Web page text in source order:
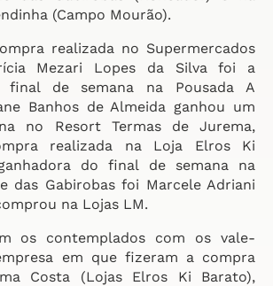
(Campo Mourão).
realizada no Supermercados
Mezari Lopes da Silva foi a
final de semana na Pousada A
Banhos de Almeida ganhou um
no Resort Termas de Jurema,
realizada na Loja Elros Ki
do final de semana na
das Gabirobas foi Marcele Adriani
na Lojas LM.
os contemplados com os vale-
em que fizeram a compra
Costa (Lojas Elros Ki Barato),